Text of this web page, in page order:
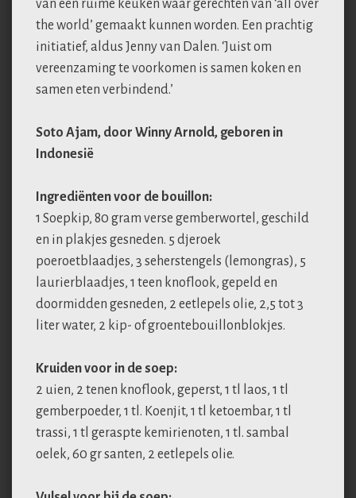
van een ruime keuken waar gerechten van ‘all over
the world’ gemaakt kunnen worden. Een prachtig
initiatief, aldus Jenny van Dalen. ‘Juist om
vereenzaming te voorkomen is samen koken en
samen eten verbindend.’
Soto Ajam, door Winny Arnold, geboren in
Indonesië
Ingrediënten voor de bouillon:
1 Soepkip, 80 gram verse gemberwortel, geschild
en in plakjes gesneden. 5 djeroek
poeroetblaadjes, 3 seherstengels (lemongras), 5
laurierblaadjes, 1 teen knoflook, gepeld en
doormidden gesneden, 2 eetlepels olie, 2,5 tot 3
liter water, 2 kip- of groentebouillonblokjes.
Kruiden voor in de soep:
2 uien, 2 tenen knoflook, geperst, 1 tl laos, 1 tl
gemberpoeder, 1 tl. Koenjit, 1 tl ketoembar, 1 tl
trassi, 1 tl geraspte kemirienoten, 1 tl. sambal
oelek, 60 gr santen, 2 eetlepels olie.